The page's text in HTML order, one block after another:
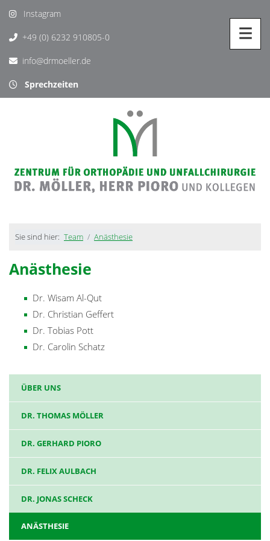
Instagram
+49 (0) 6232 910805-0
info@drmoeller.de
Sprechzeiten
Sie sind hier: Team Anästhesie
Anästhesie
Dr. Wisam Al-Qut
Dr. Christian Geffert
Dr. Tobias Pott
Dr. Carolin Schatz
ÜBER UNS
DR. THOMAS MÖLLER
DR. GERHARD PIORO
DR. FELIX AULBACH
DR. JONAS SCHECK
ANÄSTHESIE